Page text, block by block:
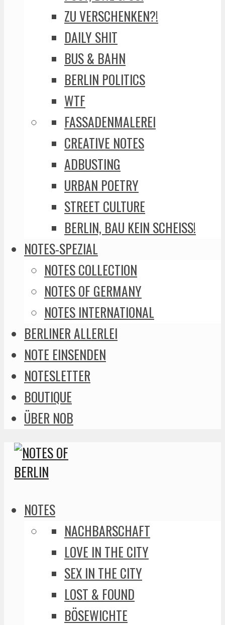
ZU VERSCHENKEN?!
DAILY SHIT
BUS & BAHN
BERLIN POLITICS
WTF
FASSADENMALEREI
CREATIVE NOTES
ADBUSTING
URBAN POETRY
STREET CULTURE
BERLIN, BAU KEIN SCHEISS!
NOTES-SPEZIAL
NOTES COLLECTION
NOTES OF GERMANY
NOTES INTERNATIONAL
BERLINER ALLERLEI
NOTE EINSENDEN
NOTESLETTER
BOUTIQUE
ÜBER NOB
NOTES
NACHBARSCHAFT
LOVE IN THE CITY
SEX IN THE CITY
LOST & FOUND
BÖSEWICHTE